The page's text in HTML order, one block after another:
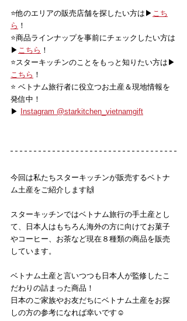
⭐️他のエリアの販売店舗を探したい方は▶ こち
ら ！
⭐️商品ラインナップを事前にチェックしたい方は
▶ こちら ！
⭐️スターキッチンのことをもっと知りたい方は▶
こちら ！
⭐️ ベトナム旅行者に役立つお土産＆現地情報を
発信中！
▶
Instagram @starkitchen_vietnamgift
今回は私たちスターキッチンが販売するベトナ
ム土産をご紹介します🙌
スターキッチンではベトナム旅行の手土産とし
て、日本人はもちろん海外の方に向けてお菓子
やコーヒー、お茶など現在８種類の商品を販売
しています。
ベトナム土産と言いつつも日本人が監修したこ
だわりの詰まった商品！
日本のご家族やお友だちにベトナム土産をお探
しの方の参考になれば幸いです☺️